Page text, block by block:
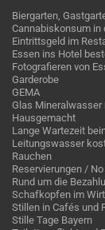
Biergarten,
Cannabiskonsum in
Eintrittsgeld im
Essen ins Hotel
Fotografieren von
Garderobe
GEMA
Glas Mineralwasser
Hausgemacht
Lange Wartezeit
Leitungswasser
Rauchen
Reservierungen /
Rund um die
Schafkopfen im
Stillen in Cafés und
Stille Tage Bayern